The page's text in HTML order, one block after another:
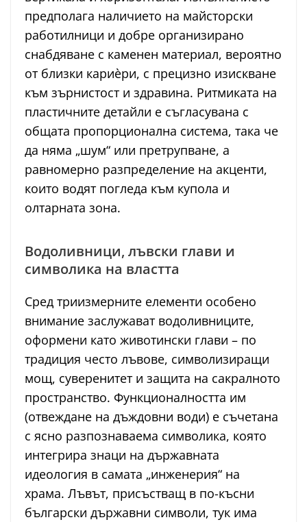
предполага наличието на майсторски
работилници и добре организирано
снабдяване с каменен материал, вероятно
от близки кариѐри, с прецизно изискване
към зърнистост и здравина. Ритмиката на
пластичните детайли е съгласувана с
общата пропорционална система, така че
да няма „шум“ или претрупване, а
равномерно разпределение на акценти,
които водят погледа към купола и
олтарната зона.
Водоливници, лъвски глави и
символика на властта
Сред триизмерните елементи особено
внимание заслужават водоливниците,
оформени като животински глави – по
традиция често лъвове, символизиращи
мощ, суверенитет и защита на сакралното
пространство. Функционалността им
(отвеждане на дъждовни води) е съчетана
с ясно разпознаваема символика, която
интегрира знаци на държавната
идеология в самата „инженерия“ на
храма. Лъвът, присъстващ в по-късни
български държавни символи, тук има